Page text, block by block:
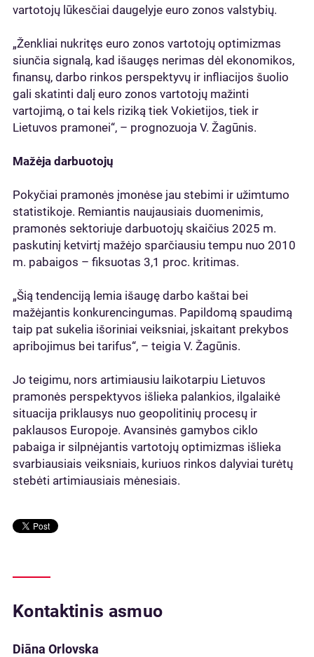
vartotojų lūkesčiai daugelyje euro zonos valstybių.
„Ženkliai nukritęs euro zonos vartotojų optimizmas
siunčia signalą, kad išaugęs nerimas dėl ekonomikos,
finansų, darbo rinkos perspektyvų ir infliacijos šuolio
gali skatinti dalį euro zonos vartotojų mažinti
vartojimą, o tai kels riziką tiek Vokietijos, tiek ir
Lietuvos pramonei“, – prognozuoja V. Žagūnis.
Mažėja darbuotojų
Pokyčiai pramonės įmonėse jau stebimi ir užimtumo
statistikoje. Remiantis naujausiais duomenimis,
pramonės sektoriuje darbuotojų skaičius 2025 m.
paskutinį ketvirtį mažėjo sparčiausiu tempu nuo 2010
m. pabaigos – fiksuotas 3,1 proc. kritimas.
„Šią tendenciją lemia išaugę darbo kaštai bei
mažėjantis konkurencingumas. Papildomą spaudimą
taip pat sukelia išoriniai veiksniai, įskaitant prekybos
apribojimus bei tarifus“, – teigia V. Žagūnis.
Jo teigimu, nors artimiausiu laikotarpiu Lietuvos
pramonės perspektyvos išlieka palankios, ilgalaikė
situacija priklausys nuo geopolitinių procesų ir
paklausos Europoje. Avansinės gamybos ciklo
pabaiga ir silpnėjantis vartotojų optimizmas išlieka
svarbiausiais veiksniais, kuriuos rinkos dalyviai turėtų
stebėti artimiausiais mėnesiais.
Kontaktinis asmuo
Diāna Orlovska